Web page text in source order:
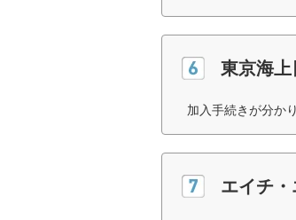
東京海
加入手続きが分か
エイチ